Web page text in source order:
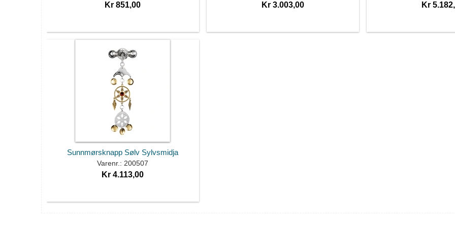
Kr 851,00 Kr 3.003,00 Kr
Sunnmørsknapp Sølv Sylvsmidja
Varenr.: 200507
Kr 4.113,00